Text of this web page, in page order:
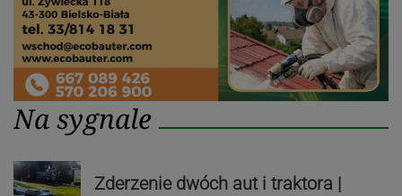
Na sygnale
Zderzenie dwóch aut i traktora |